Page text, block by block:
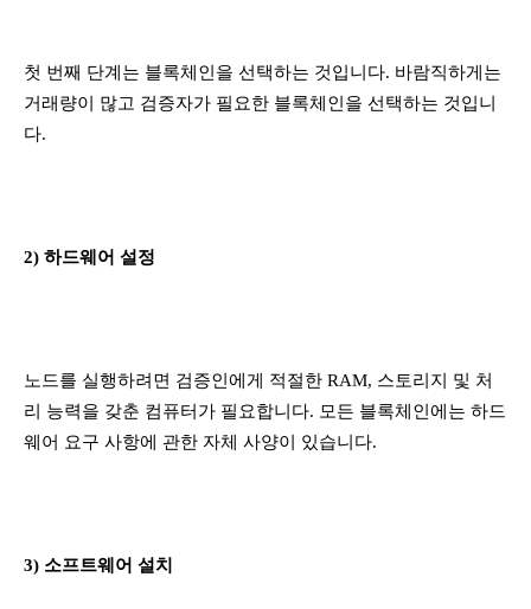
첫 번째 단계는 블록체인을 선택하는 것입니다. 바람직하게는
거래량이 많고 검증자가 필요한 블록체인을 선택하는 것입니
다.
2) 하드웨어 설정
노드를 실행하려면 검증인에게 적절한 RAM, 스토리지 및 처
리 능력을 갖춘 컴퓨터가 필요합니다. 모든 블록체인에는 하드
웨어 요구 사항에 관한 자체 사양이 있습니다.
3) 소프트웨어 설치